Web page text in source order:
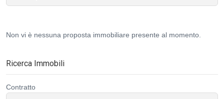
Non vi è nessuna proposta immobiliare presente al momento.
Ricerca Immobili
Contratto